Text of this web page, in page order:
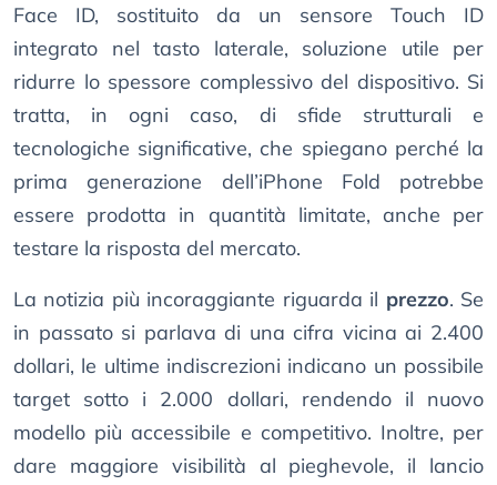
Face ID, sostituito da un sensore Touch ID
integrato nel tasto laterale, soluzione utile per
ridurre lo spessore complessivo del dispositivo. Si
tratta, in ogni caso, di sfide strutturali e
tecnologiche significative, che spiegano perché la
prima generazione dell’iPhone Fold potrebbe
essere prodotta in quantità limitate, anche per
testare la risposta del mercato.
La notizia più incoraggiante riguarda il prezzo. Se
in passato si parlava di una cifra vicina ai 2.400
dollari, le ultime indiscrezioni indicano un possibile
target sotto i 2.000 dollari, rendendo il nuovo
modello più accessibile e competitivo. Inoltre, per
dare maggiore visibilità al pieghevole, il lancio